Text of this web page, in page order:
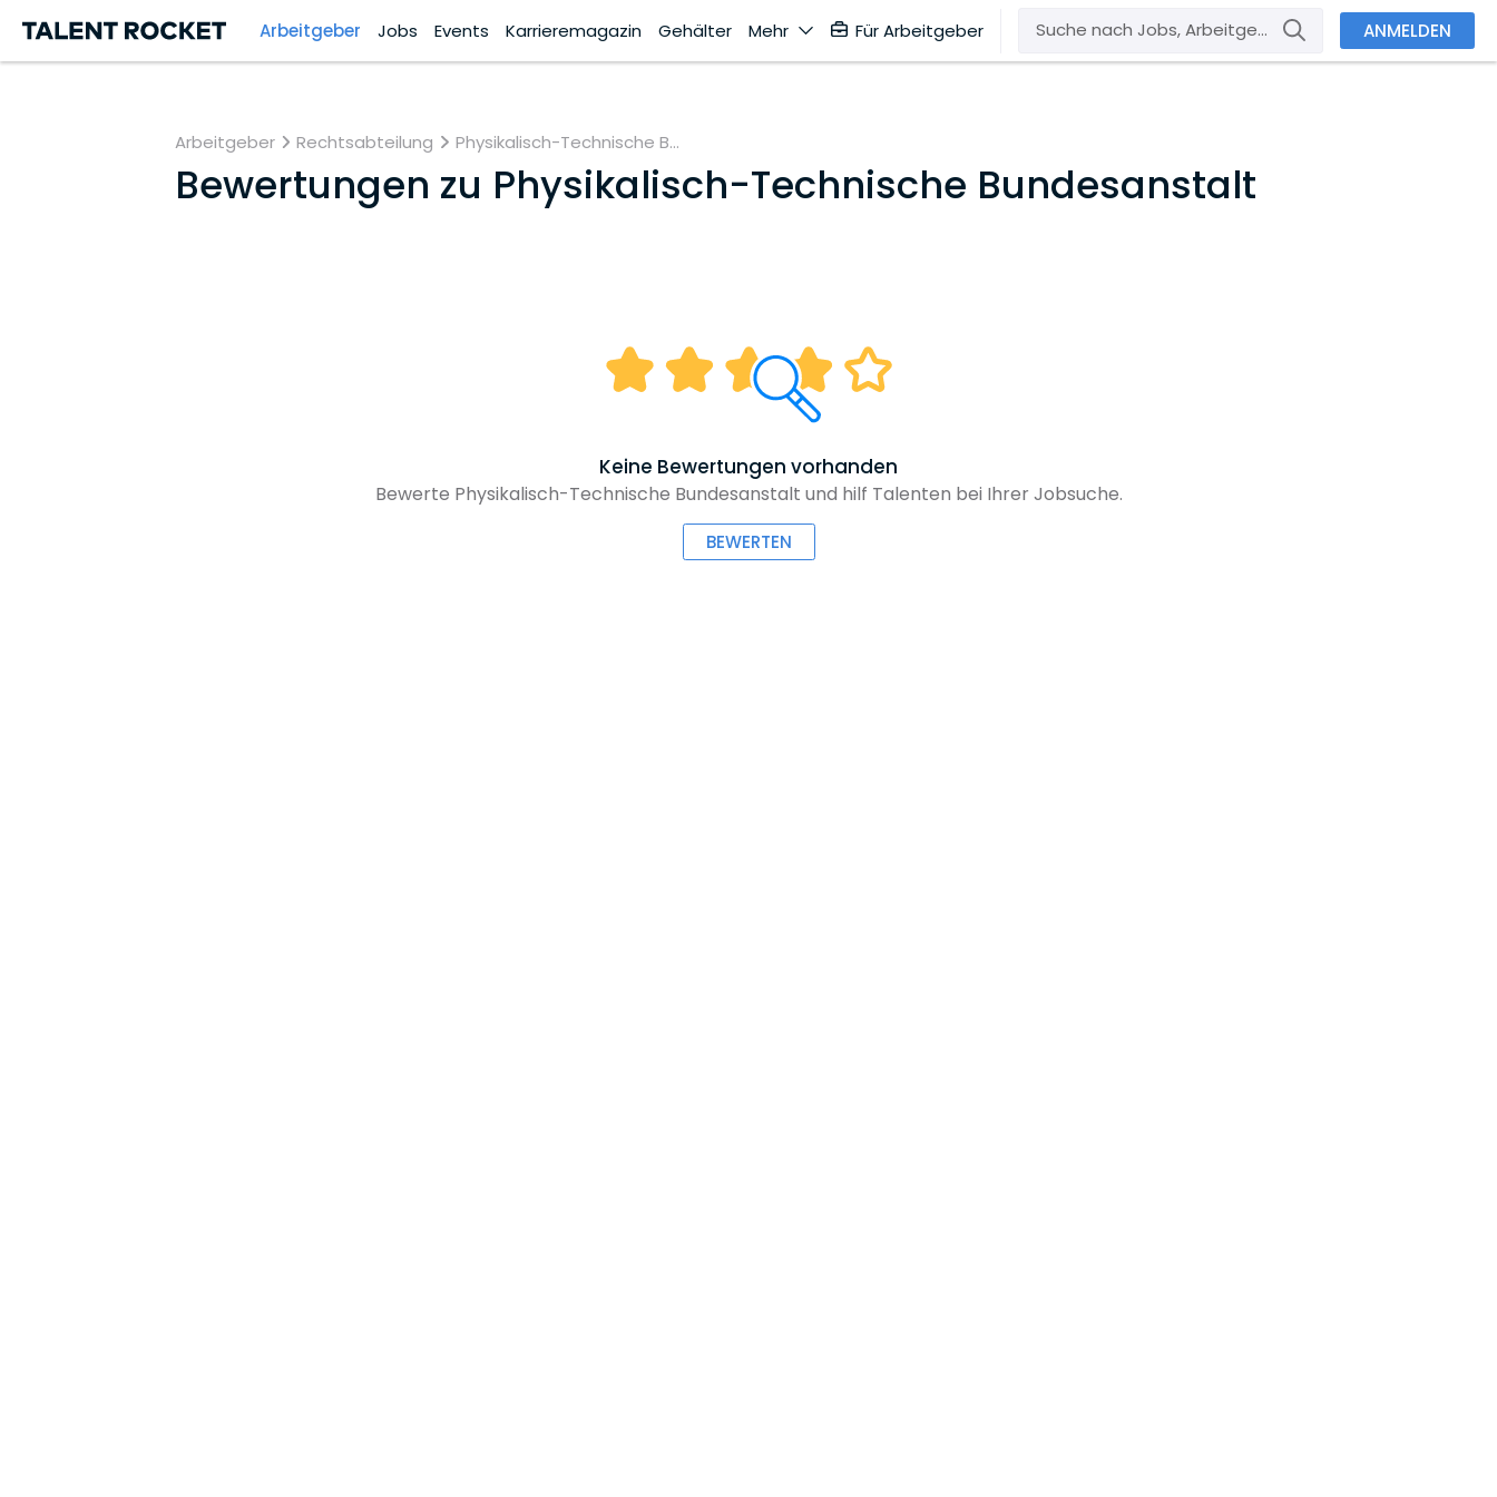
Arbeitgeber Jobs Events Karrieremagazin Gehälter Mehr Für Arbeitgeber ANMELDEN
Arbeitgeber Rechtsabteilung Physikalisch-Technische B...
Bewertungen zu Physikalisch-Technische Bundesanstalt
Keine Bewertungen vorhanden
Bewerte Physikalisch-Technische Bundesanstalt und hilf Talenten bei Ihrer Jobsuche.
BEWERTEN